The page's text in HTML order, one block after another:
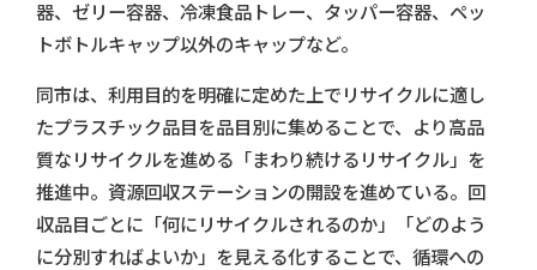
器、ゼリー容器、冷凍食品トレー、タッパー容器、ペッ
トボトルキャップ以外のキャップなど。
同市は、利用目的を明確に定めた上でリサイクルに適し
たプラスチック品目を品目別に集めることで、より高品
質なリサイクルを進める「まわり続けるリサイクル」を
推進中。資源回収ステーションの開設を進めている。回
収品目ごとに「何にリサイクルされるのか」「どのよう
に分別すればよいか」を見える化することで、循環への